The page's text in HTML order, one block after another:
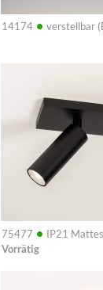
14174 • verstellbar
75477 • IP21
Vorrätig